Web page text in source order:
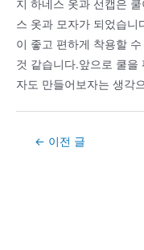
지 하네스 옷과 선캡은
스 옷과 모자가 되었습니
이 좋고 편하게 착용할
것 같습니다.앞으로 쿨을
자도 만들어보자는 생각
Post← 이전 글